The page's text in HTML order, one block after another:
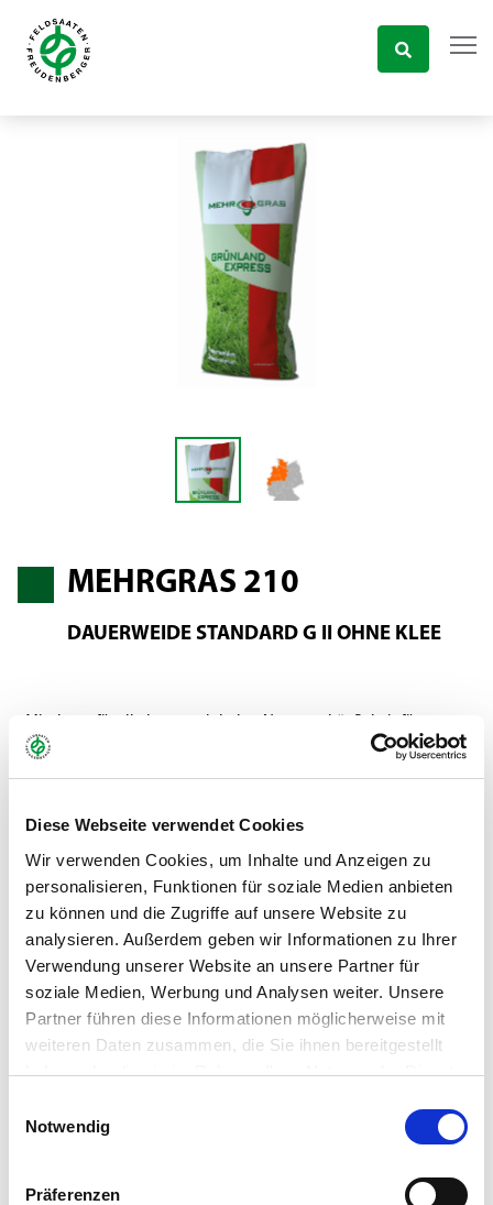
Diese Webseite verwendet Cookies
Wir verwenden Cookies, um Inhalte und Anzeigen zu
personalisieren, Funktionen für soziale Medien anbieten
zu können und die Zugriffe auf unsere Website zu
analysieren. Außerdem geben wir Informationen zu Ihrer
Verwendung unserer Website an unsere Partner für
soziale Medien, Werbung und Analysen weiter. Unsere
Partner führen diese Informationen möglicherweise mit
weiteren Daten zusammen, die Sie ihnen bereitgestellt
haben oder die sie im Rahmen Ihrer Nutzung der Dienste
Notwendig
Präferenzen
MEHRGRAS 210
DAUERWEIDE STANDARD G II OHNE KLEE
klimatisch günstigere Lagen, mit den M-Sorten auch auf
Moorflächen geeignet.
Weitere Informationen zu MehrGras finden Sie
Gebinde:20 kg
Art.-Nr.: 40017
MehrGras
Kategorie: Grünland & Ackerfutterbau